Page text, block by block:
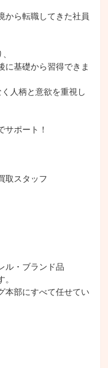
から転職してきた社員
に基礎から習得できま
人柄と意欲を重視し
サポート！
取スタッフ
ル・ブランド品
本部にすべて任せてい